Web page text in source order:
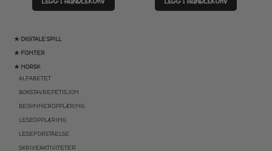
★ DIGITALE SPILL
★ FONTER
★ NORSK
ALFABETET
BOKSTAVREPETISJON
BEGYNNEROPPLÆRING
LESEOPPLÆRING
LESEFORSTÅELSE
SKRIVEAKTIVITETER